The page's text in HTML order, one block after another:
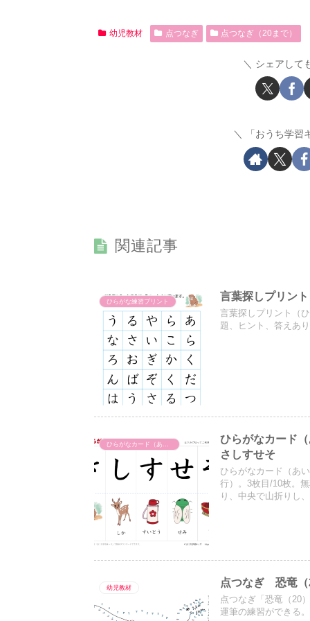
幼児教材 点つなぎ 点つなぎ（20まで）
シェアして
「おうち学
関連記事
ひらがな練習プリント 言葉探しプリン
言葉探しプリント（
題、ヒント、答えあ
ひらがなカード（あいうえおカード）
ひらがなカード
さしすせそ
ひらがなカード（あ
行）。3枚目/10枚。
り、中央で山折りし
幼児教材 点つなぎ 恐竜（
点つなぎ「恐竜（20
運筆の練習ができる。